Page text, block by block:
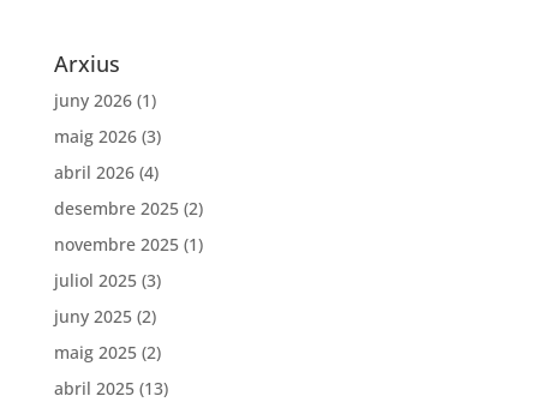
Arxius
juny 2026(1)
maig 2026(3)
abril 2026(4)
desembre 2025(2)
novembre 2025(1)
juliol 2025(3)
juny 2025(2)
maig 2025(2)
abril 2025(13)